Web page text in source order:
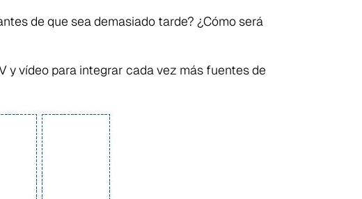
de que sea demasiado tarde? ¿Cómo será
y vídeo para integrar cada vez más fuentes de